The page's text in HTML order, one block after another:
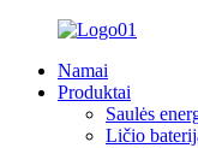
Namai
Produktai
Saulės
Ličio